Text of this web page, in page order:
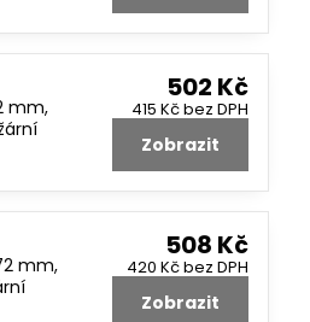
mm,
502 Kč
415 Kčbez DPH
Zobrazit
mm,
508 Kč
420 Kčbez DPH
Zobrazit